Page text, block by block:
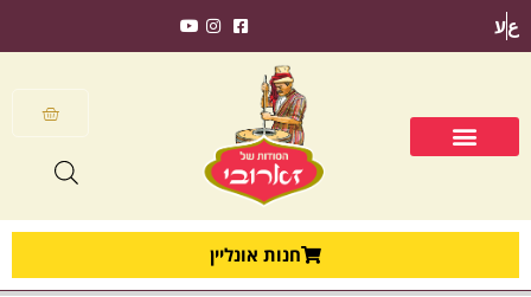
عע
חנות אונליין